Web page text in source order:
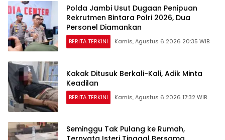
Polda Jambi Usut Dugaan Penipuan
Rekrutmen Bintara Polri 2026, Dua
Personel Diamankan
BERITA TERKINI Kamis, Agustus 6 2026 20:35 WIB
Kakak Ditusuk Berkali-Kali, Adik Minta
Keadilan
BERITA TERKINI Kamis, Agustus 6 2026 17:32 WIB
Seminggu Tak Pulang ke Rumah,